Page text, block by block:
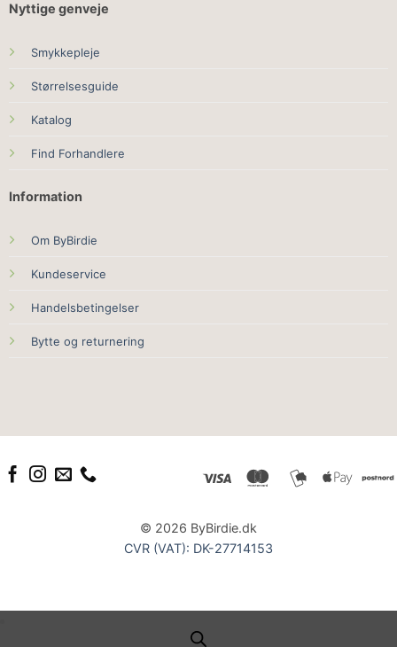
Nyttige genveje
Smykkepleje
Størrelsesguide
Katalog
Find Forhandlere
Information
Om ByBirdie
Kundeservice
Handelsbetingelser
Bytte og returnering
© 2026 ByBirdie.dk
CVR (VAT): DK-27714153